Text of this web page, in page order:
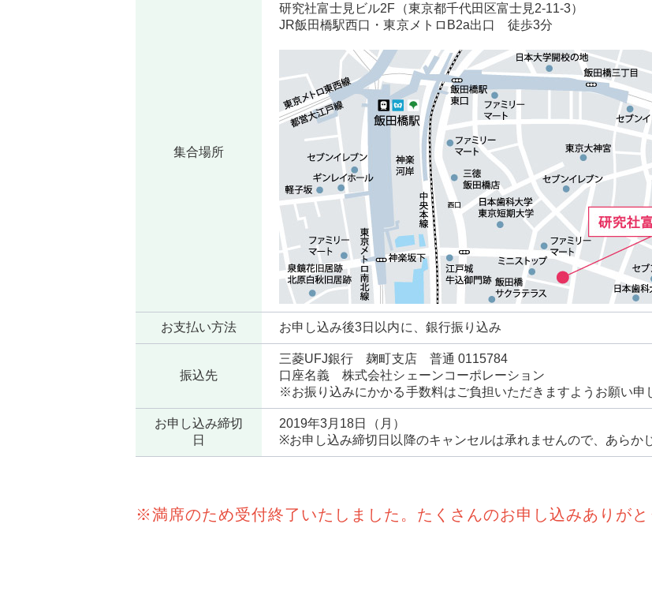
集合場所
研究社富士見ビル2F（東京都千代田区富士見2-11-3）
JR飯田橋駅西口・東京メトロB2a出口 徒歩3分
お支払い方法 お申し込み後3日以内に、銀行振り込み
振込先
三菱UFJ銀行 麹町支店 普通 0115784
口座名義 株式会社シェーンコーポレーション
※お振り込みにかかる手数料はご負担いただきますようお願い申
お申し込み締切
日
2019年3月18日（月）
※お申し込み締切日以降のキャンセルは承れませんので、あらか
※満席のため受付終了いたしました。たくさんのお申し込みありがと